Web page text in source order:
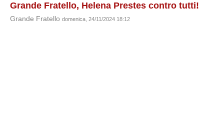
Grande Fratello, Helena Prestes contro tutti!
Grande Fratello domenica, 24/11/2024 18:12